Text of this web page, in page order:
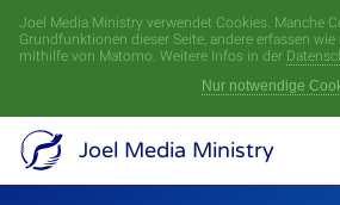
Joel Media Ministry verwendet Cookies. Manche
Grundfunktionen dieser Seite, andere erfassen
mithilfe von Matomo. Weitere Infos in der
Nur notwendige
Joel Media Ministry